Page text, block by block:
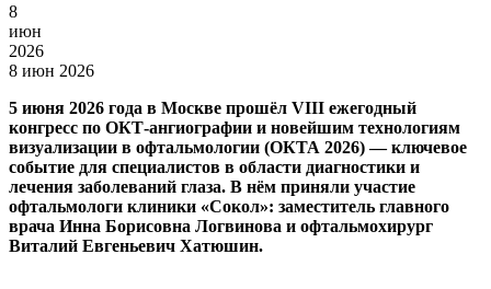
8
июн
2026
8 июн 2026
5 июня 2026 года в Москве прошёл VIII ежегодный
конгресс по ОКТ-ангиографии и новейшим технологиям
визуализации в офтальмологии (ОКТА 2026) — ключевое
событие для специалистов в области диагностики и
лечения заболеваний глаза. В нём приняли участие
офтальмологи клиники «Сокол»: заместитель главного
врача Инна Борисовна Логвинова и офтальмохирург
Виталий Евгеньевич Хатюшин.